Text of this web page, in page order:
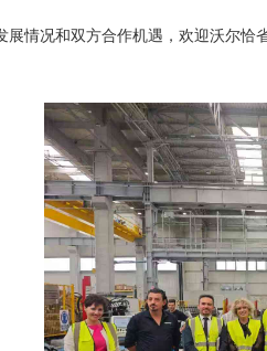
况和双方合作机遇，欢迎沃尔恰